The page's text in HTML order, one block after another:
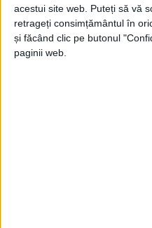
acestui site web. Puteți să vă
retrageți consimțământul în
și făcând clic pe butonul
paginii web.
Jupâni de Salon